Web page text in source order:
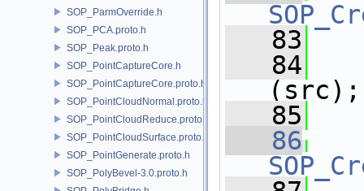
SOP_ParmOverride.h
SOP_PCA.proto.h
SOP_Peak.proto.h
SOP_PointCaptureCore.h
SOP_PointCaptureCore.proto.h
SOP_PointCloudNormal.proto.h
SOP_PointCloudReduce.proto.h
SOP_PointCloudSurface.proto.h
SOP_PointGenerate.proto.h
SOP_PolyBevel-3.0.proto.h
   83
   84
(src);
   85
   86